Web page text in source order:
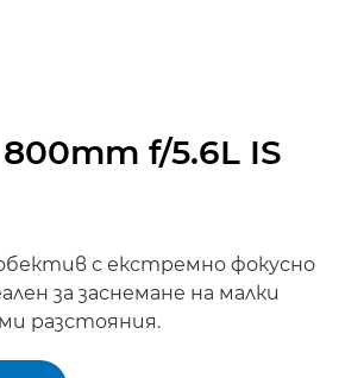
800mm f/5.6L IS
с екстремно фокусно
за заснемане на малки
разстояния.